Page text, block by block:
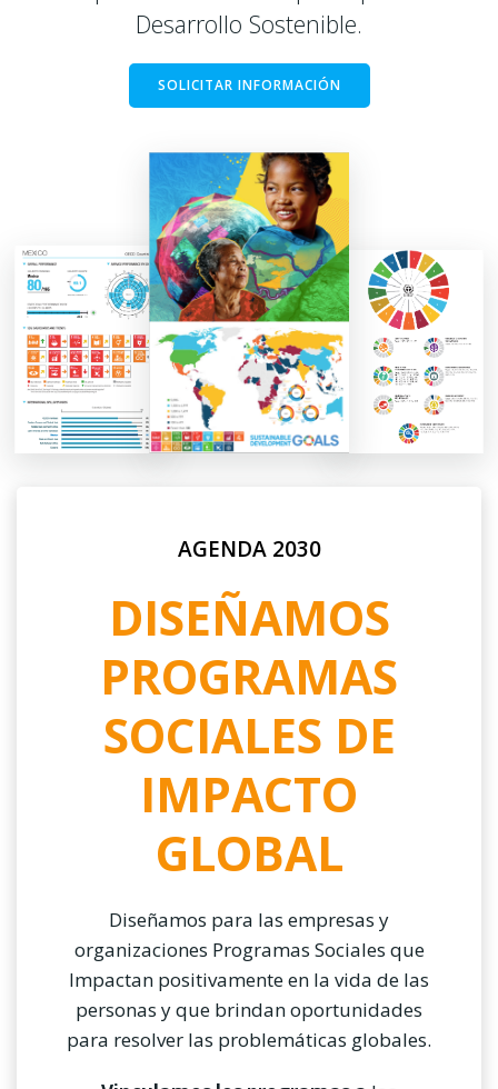
Desarrollo Sostenible.
SOLICITAR INFORMACIÓN
AGENDA 2030
DISEÑAMOS
PROGRAMAS
SOCIALES DE
IMPACTO
GLOBAL
Diseñamos para las empresas y
organizaciones Programas Sociales que
Impactan positivamente en la vida de las
personas y que brindan oportunidades
para resolver las problemáticas globales.